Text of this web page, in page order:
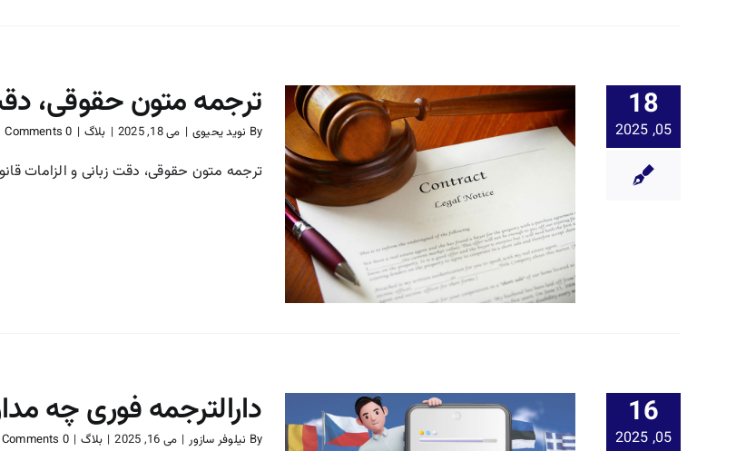
18
05, 2025
ترجمه متون حقوقی، دقت
ترجمه متون حقوقی،
By نوید یحیوی | می 18, 2025 | بلاگ |
0 Comments
ترجمه متون حقوقی، دقت زبانی و الزامات
16
05, 2025
دارالترجمه فوری چه
By نیلوفر سازور | می 16, 2025 | بلاگ |
0 Comments